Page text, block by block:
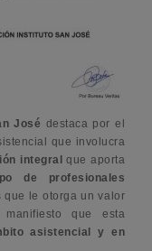
José destaca por el
que involucra
integral que aporta
de profesionales
que le otorga un valor
que esta
asistencial y en